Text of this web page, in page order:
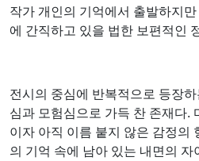
작가 개인의 기억에서 출발하지
에 간직하고 있을 법한 보편적인
전시의 중심에 반복적으로 등장하
심과 모험심으로 가득 찬 존재다.
이자 아직 이름 붙지 않은 감정의
의 기억 속에 남아 있는 내면의 자